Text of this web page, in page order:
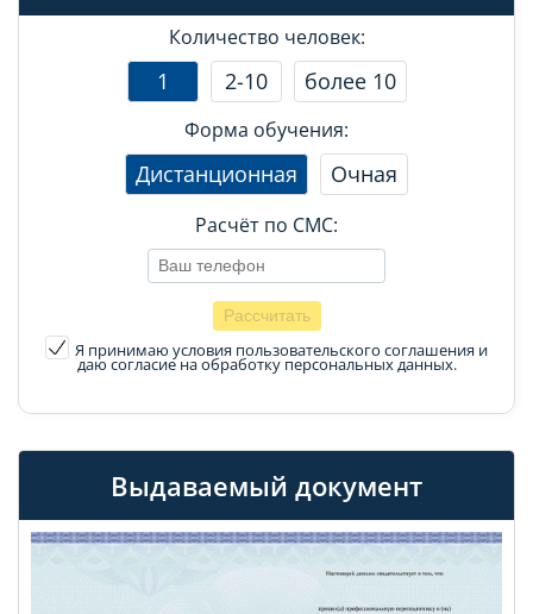
Количество человек:
1 2-10 более 10
Форма обучения:
Дистанционная Очная
Расчёт по СМС:
Я принимаю условия пользовательского соглашения и
даю согласие на обработку персональных данных.
Выдаваемый документ